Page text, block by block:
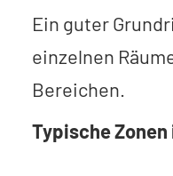
Ein guter
einzelnen
Bereichen.
Typische Zonen